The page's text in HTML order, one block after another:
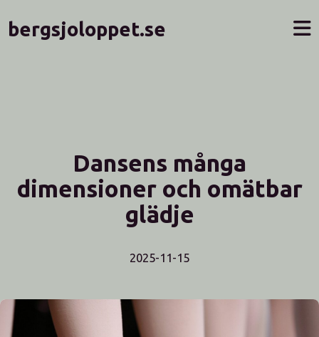
bergsjoloppet.se
Dansens många
dimensioner och omätbar
glädje
2025-11-15